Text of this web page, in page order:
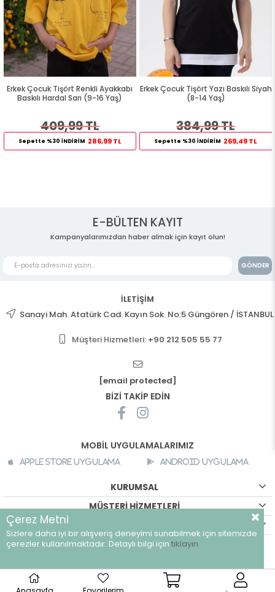
Erkek Çocuk Tişört Renkli Ayakkabı
Baskılı Hardal Sarı (9-16 Yaş)
409,99 TL
Sepette %30 İNDİRİM 286,99 TL
Erkek Çocuk Tişört Yazı Baskılı Siyah
(8-14 Yaş)
384,99 TL
Sepette %30 İNDİRİM 269,49 TL
E-BÜLTEN KAYIT
Kampanyalarımızdan haber almak için kayıt olun!
GÖNDER
İLETİŞİM
Sanayi Mah. Atatürk Cad. Kayın Sok. No:5 Güngören / İSTANBUL
Müşteri Hizmetleri: +90 212 505 55 77
[email protected]
BİZİ TAKİP EDİN
MOBİL UYGULAMALARIMIZ
Apple Store Uygulama Android Uygulama
KURUMSAL
MÜŞTERİ HİZMETLERİ
©breeze.com.tr - Tüm hakları saklıdır.
Çerez Metni
Sizlere daha iyi bir alışveriş deneyimi sunabilmek için sitemizde
çerezler kullanılmaktadır. Detaylı bilgi için tıklayın